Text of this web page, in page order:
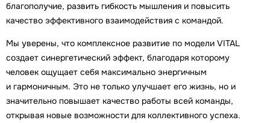
благополучие, развить гибкость мышления и повысить
качество эффективного взаимодействия с командой.
Мы уверены, что комплексное развитие по модели VITAL
создает синергетический эффект, благодаря которому
человек ощущает себя максимально энергичным
и гармоничным. Это не только улучшает его жизнь, но и
значительно повышает качество работы всей команды,
открывая новые возможности для коллективного успеха.